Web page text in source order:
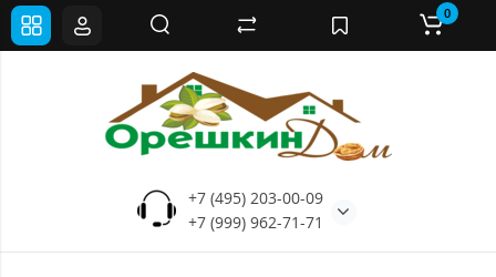
+7 (495) 203-00-09
+7 (999) 962-71-71
0